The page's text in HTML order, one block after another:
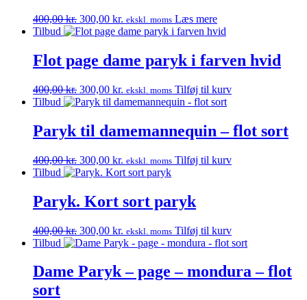
400,00kr. Den
oprindelige
var:
400,00 kr..
300,00 kr. Den
aktuelle
300,00 kr..
ekskl. moms Læs mere
Tilbud
Flot page dame paryk i farven hvid
400,00kr. Den
oprindelige
var:
400,00 kr..
300,00 kr. Den
aktuelle
300,00 kr..
ekskl. moms Tilføj til kurv
Tilbud
Paryk til damemannequin – flot sort
400,00kr. Den
oprindelige
var:
400,00 kr..
300,00 kr. Den
aktuelle
300,00 kr..
ekskl. moms Tilføj til kurv
Tilbud
Paryk. Kort sort paryk
400,00kr. Den
oprindelige
var:
400,00 kr..
300,00 kr. Den
aktuelle
300,00 kr..
ekskl. moms Tilføj til kurv
Tilbud
Dame Paryk – page – mondura – flot
sort